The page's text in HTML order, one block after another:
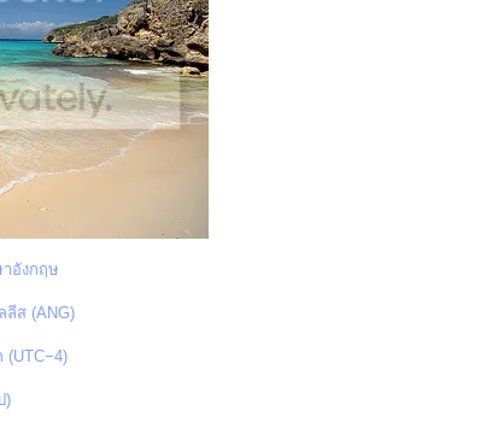
อังกฤษ
ส (ANG)
)